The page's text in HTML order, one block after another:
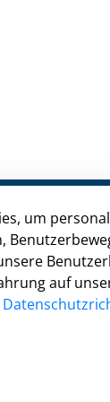
Troisdorf
um
auf